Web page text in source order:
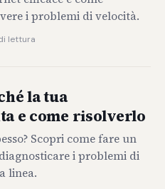
i problemi di velocità.
lettura
la tua
e come risolverlo
Scopri come fare un
i problemi di
linea.